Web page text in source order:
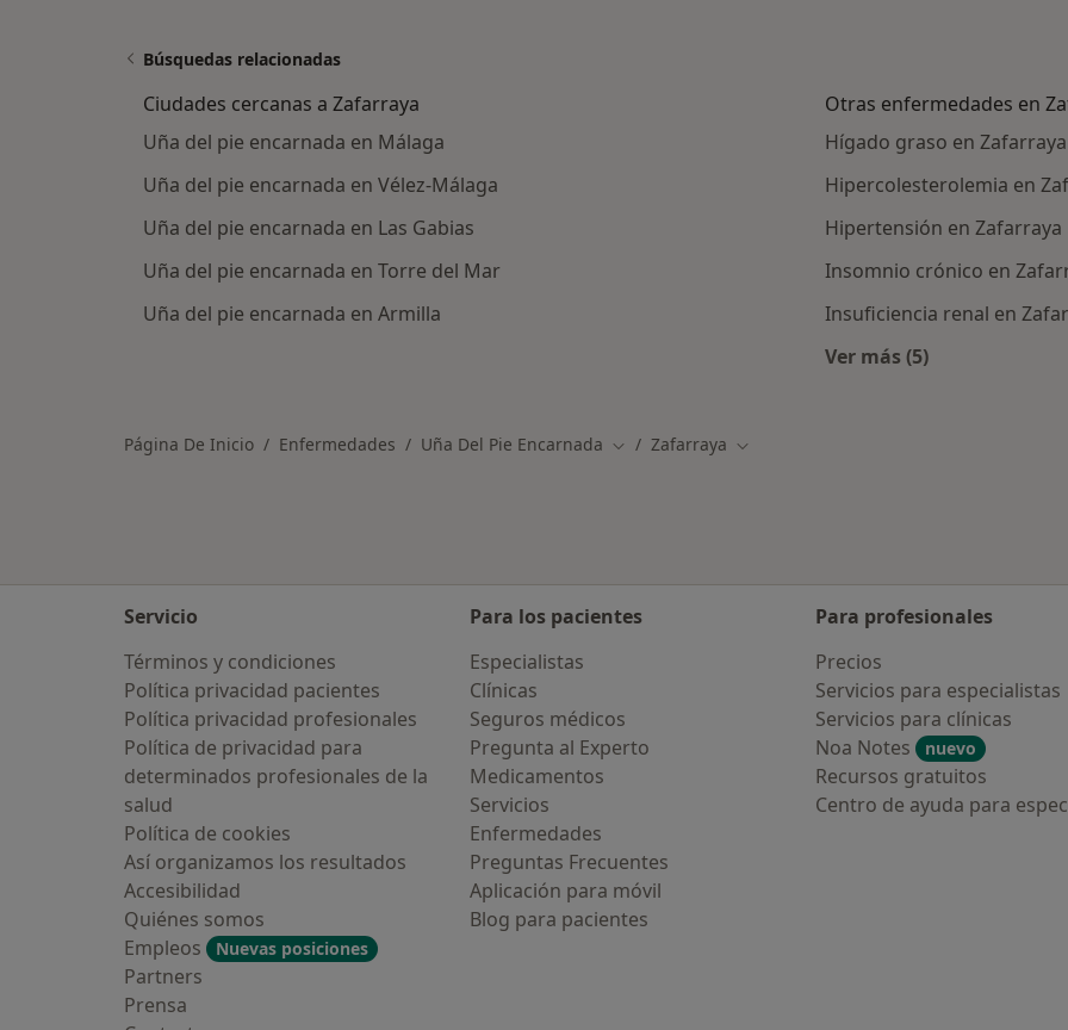
Búsquedas relacionadas
Ciudades cercanas a Zafarraya
Uña del pie encarnada en Málaga
Uña del pie encarnada en Vélez-Málaga
Uña del pie encarnada en Las Gabias
Uña del pie encarnada en Torre del Mar
Uña del pie encarnada en Armilla
Otras enfermedades en
Hígado graso en Zafarraya
Hipercolesterolemia en
Hipertensión en Zafarraya
Insomnio crónico en
Insuficiencia renal en
Ver más (5)
Página De Inicio Enfermedades Uña Del Pie Encarnada Cambiar de ciudad
Zafarraya Cambiar de ciudad
Servicio
Términos y condiciones
Política privacidad pacientes
Política privacidad profesionales
Política de privacidad para
determinados profesionales de la
salud
Política de cookies
Así organizamos los resultados
Accesibilidad
Quiénes somos
Empleos
Nuevas posiciones
Partners
Prensa
Para los pacientes
Especialistas
Clínicas
Seguros médicos
Pregunta al Experto
Medicamentos
Servicios
Enfermedades
Preguntas Frecuentes
Aplicación para móvil
Blog para pacientes
Para profesionales
Precios
Servicios para especialistas
Servicios para clínicas
Noa Notes
nuevo
Recursos gratuitos
Centro de ayuda para